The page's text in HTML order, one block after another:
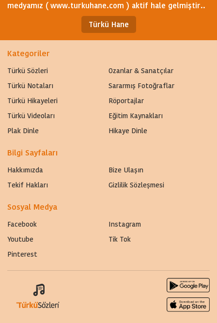
medyamız ( www.turkuhane.com ) aktif hale gelmiştir..
Türkü Hane
Kategoriler
Türkü Sözleri
Ozanlar & Sanatçılar
Türkü Notaları
Sararmış Fotoğraflar
Türkü Hikayeleri
Röportajlar
Türkü Videoları
Eğitim Kaynakları
Plak Dinle
Hikaye Dinle
Bilgi Sayfaları
Hakkımızda
Bize Ulaşın
Tekif Hakları
Gizlilik Sözleşmesi
Sosyal Medya
Facebook
Instagram
Youtube
Tik Tok
Pinterest